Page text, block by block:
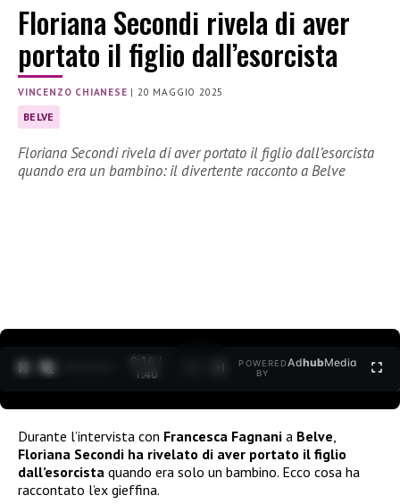
Floriana Secondi rivela di aver
portato il figlio dall’esorcista
VINCENZO CHIANESE |20 MAGGIO 2025
BELVE
Floriana Secondi rivela di aver portato il figlio dall’esorcista
quando era un bambino: il divertente racconto a Belve
0:15 /
1:40
POWERED
BY
AdhubMedia
Durante l’intervista con Francesca Fagnani a Belve
Floriana Secondi ha rivelato di aver portato il figlio
dall’esorcista quando era solo un bambino. Ecco cosa ha
raccontato l’ex gieffina.